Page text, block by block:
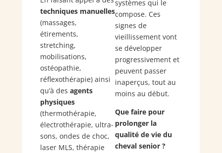
techniques manuelles
(massages,
étirements,
stretching,
mobilisations,
ostéopathie,
réflexothérapie) ainsi
qu’à des agents
physiques
(thermothérapie,
électrothérapie, ultra-
sons, ondes de choc,
laser MLS, thérapie
systèmes qui le
compose. Ces
signes de
vieillissement vont
se développer
progressivement et
peuvent passer
inaperçus, tout au
moins au début.
Que faire pour
prolonger la
qualité de vie du
cheval senior ?